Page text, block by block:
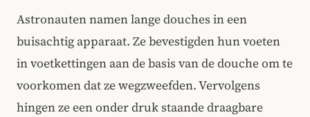
Astronauten namen lange douches in een
buisachtig apparaat. Ze bevestigden hun voeten
in voetkettingen aan de basis van de douche om te
voorkomen dat ze wegzweefden. Vervolgens
hingen ze een onder druk staande draagbare